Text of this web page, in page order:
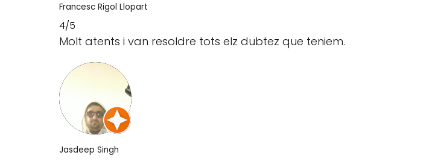
Francesc Rigol Llopart
4/5
Molt atents i van resoldre tots elz dubtez que teniem.
Jasdeep Singh